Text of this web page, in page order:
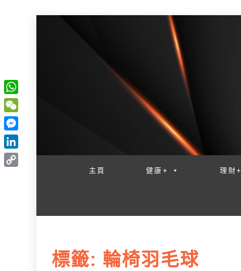
主頁 健康+ 理財+
標籤: 輪椅羽毛球
W
h
a
t
s
W
e
C
h
M
e
s
L
i